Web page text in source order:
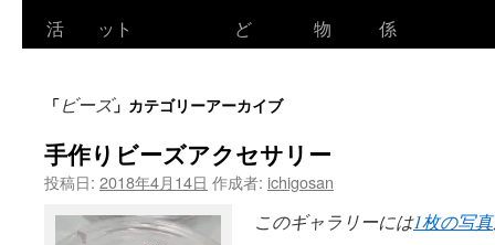
ン
ス
キ
活
ット
ど
物
係
「ビーズ」カテゴリーアーカイブ
手作りビーズアクセサリー
投稿日: 2018年4月14日 作成者: ichigosan
このギャラリーには1枚の写真